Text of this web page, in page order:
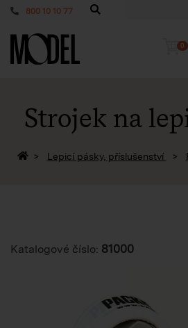
800 10 10 77
PackShop 0
Strojek na
Zpět na homepage
Lepicí pásky, příslušenství
Katalogové číslo: 81000